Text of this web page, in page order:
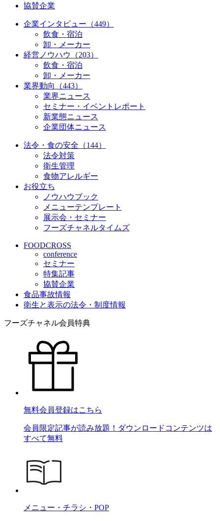
協賛企業
企業インタビュー（449）
飲食・宿泊
卸・メーカー
経営ノウハウ（203）
飲食・宿泊
卸・メーカー
業界動向（443）
業界ニュース
セミナー・イベントレポート
新業態ニュース
企業団体ニュース
法令・食の安全（144）
法令対策
衛生管理
食物アレルギー
お役立ち
ノウハウブック
メニューテンプレート
展示会・セミナー
フーズチャネルタイムズ
FOODCROSS
conference
セミナー
特集記事
協賛企業
食品事故情報
衛生と表示の法令・制度情報
フーズチャネル会員特典
無料会員登録はこちら
会員限定記事が読み放題！ダウンロードコンテンツは
すべて無料
メニュー・チラシ・POP